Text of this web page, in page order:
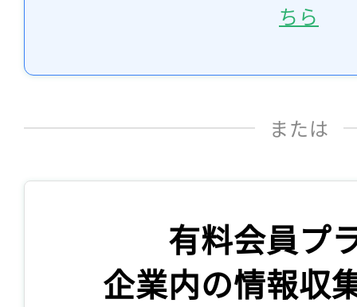
ちら
または
有料会員プ
企業内の情報収